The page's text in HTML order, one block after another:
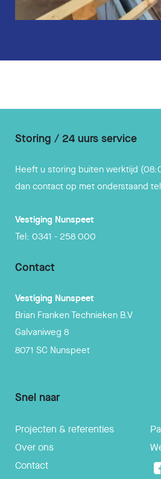
Storing / 24 uurs service
Heeft u storing buiten werktijd
dan contact op met onderstaand
Vestiging Nunspeet
Tel: 0341 - 258 000
Contact
Vestiging Nunspeet
Brian Franken Technieken B.V
Galvaniweg 8
8071 SC Nunspeet
Snel naar
Projecten & referenties
Over ons
Contact